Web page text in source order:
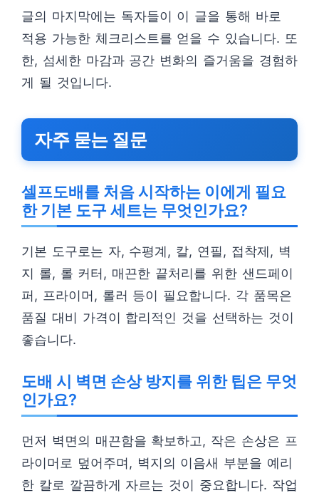
글의 마지막에는 독자들이 이 글을 통해 바로
적용 가능한 체크리스트를 얻을 수 있습니다. 또
한, 섬세한 마감과 공간 변화의 즐거움을 경험하
게 될 것입니다.
자주 묻는 질문
셀프도배를 처음 시작하는 이에게 필요
한 기본 도구 세트는 무엇인가요?
기본 도구로는 자, 수평계, 칼, 연필, 접착제, 벽
지 롤, 롤 커터, 매끈한 끝처리를 위한 샌드페이
퍼, 프라이머, 롤러 등이 필요합니다. 각 품목은
품질 대비 가격이 합리적인 것을 선택하는 것이
좋습니다.
도배 시 벽면 손상 방지를 위한 팁은 무엇
인가요?
먼저 벽면의 매끈함을 확보하고, 작은 손상은 프
라이머로 덮어주며, 벽지의 이음새 부분을 예리
한 칼로 깔끔하게 자르는 것이 중요합니다. 작업